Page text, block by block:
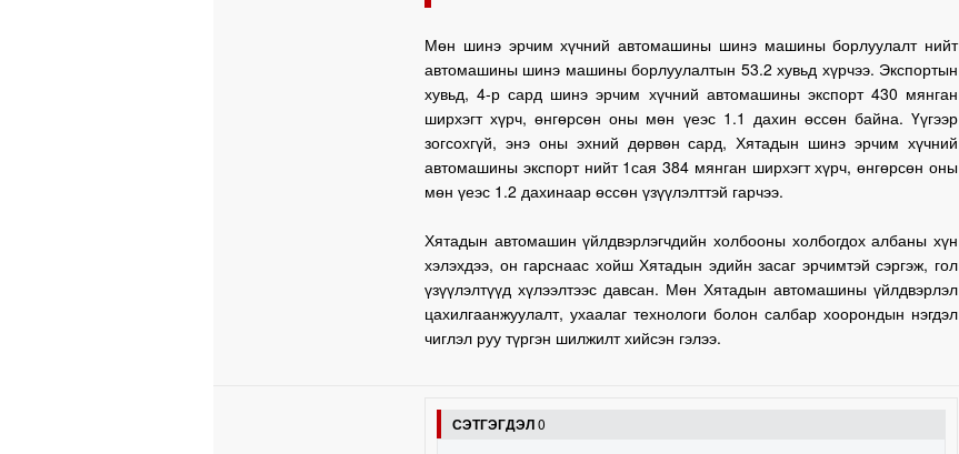
Мөн шинэ эрчим хүчний автомашины шинэ машины борлуулалт нийт
автомашины шинэ машины борлуулалтын 53.2 хувьд хүрчээ. Экспортын
хувьд, 4-р сард шинэ эрчим хүчний автомашины экспорт 430 мянган
ширхэгт хүрч, өнгөрсөн оны мөн үеэс 1.1 дахин өссөн байна. Үүгээр
зогсохгүй, энэ оны эхний дөрвөн сард, Хятадын шинэ эрчим хүчний
автомашины экспорт нийт 1сая 384 мянган ширхэгт хүрч, өнгөрсөн оны
мөн үеэс 1.2 дахинаар өссөн үзүүлэлттэй гарчээ.
Хятадын автомашин үйлдвэрлэгчдийн холбооны холбогдох албаны хүн
хэлэхдээ, он гарснаас хойш Хятадын эдийн засаг эрчимтэй сэргэж, гол
үзүүлэлтүүд хүлээлтээс давсан. Мөн Хятадын автомашины үйлдвэрлэл
цахилгаанжуулалт, ухаалаг технологи болон салбар хоорондын нэгдэл
чиглэл руу түргэн шилжилт хийсэн гэлээ.
СЭТГЭГДЭЛ0